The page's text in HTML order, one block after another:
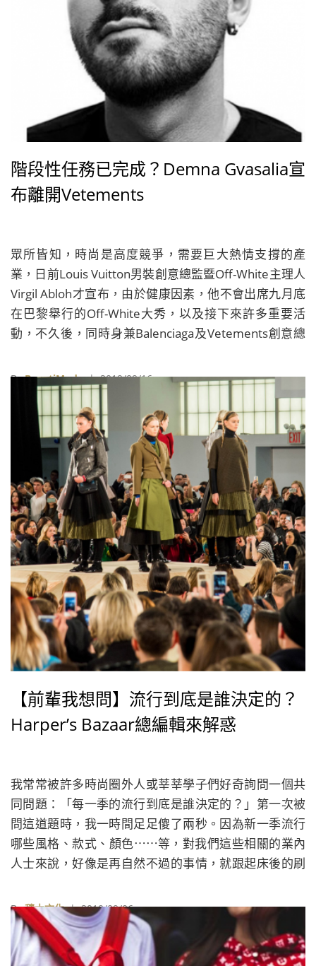
階段性任務已完成？Demna Gvasalia宣
布離開Vetements
眾所皆知，時尚是高度競爭，需要巨大熱情支撐的產
業，日前Louis Vuitton男裝創意總監暨Off-White主理人
Virgil Abloh才宣布，由於健康因素，他不會出席九月底
在巴黎舉行的Off-White大秀，以及接下來許多重要活
動，不久後，同時身兼Balenciaga及Vetements創意總
Vetements，全心投入在Balenciaga的工作，未來品牌
將在他的弟弟，Vetements共同創辦人暨執行長Guram
Gvasalia的主導下繼續經營。
ByBeautiMode| 2019/09/16
【前輩我想問】流行到底是誰決定的？
Harper’s Bazaar總編輯來解惑
我常常被許多時尚圈外人或莘莘學子們好奇詢問一個共
同問題：「每一季的流行到底是誰決定的？」第一次被
問這道題時，我一時間足足傻了兩秒。因為新一季流行
哪些風格、款式、顏色⋯⋯等，對我們這些相關的業內
人士來說，好像是再自然不過的事情，就跟起床後的刷
沒真的想問它們到底是打哪裡來，誰是幕後操控的最大
老闆⋯⋯。
By積木文化| 2019/09/06